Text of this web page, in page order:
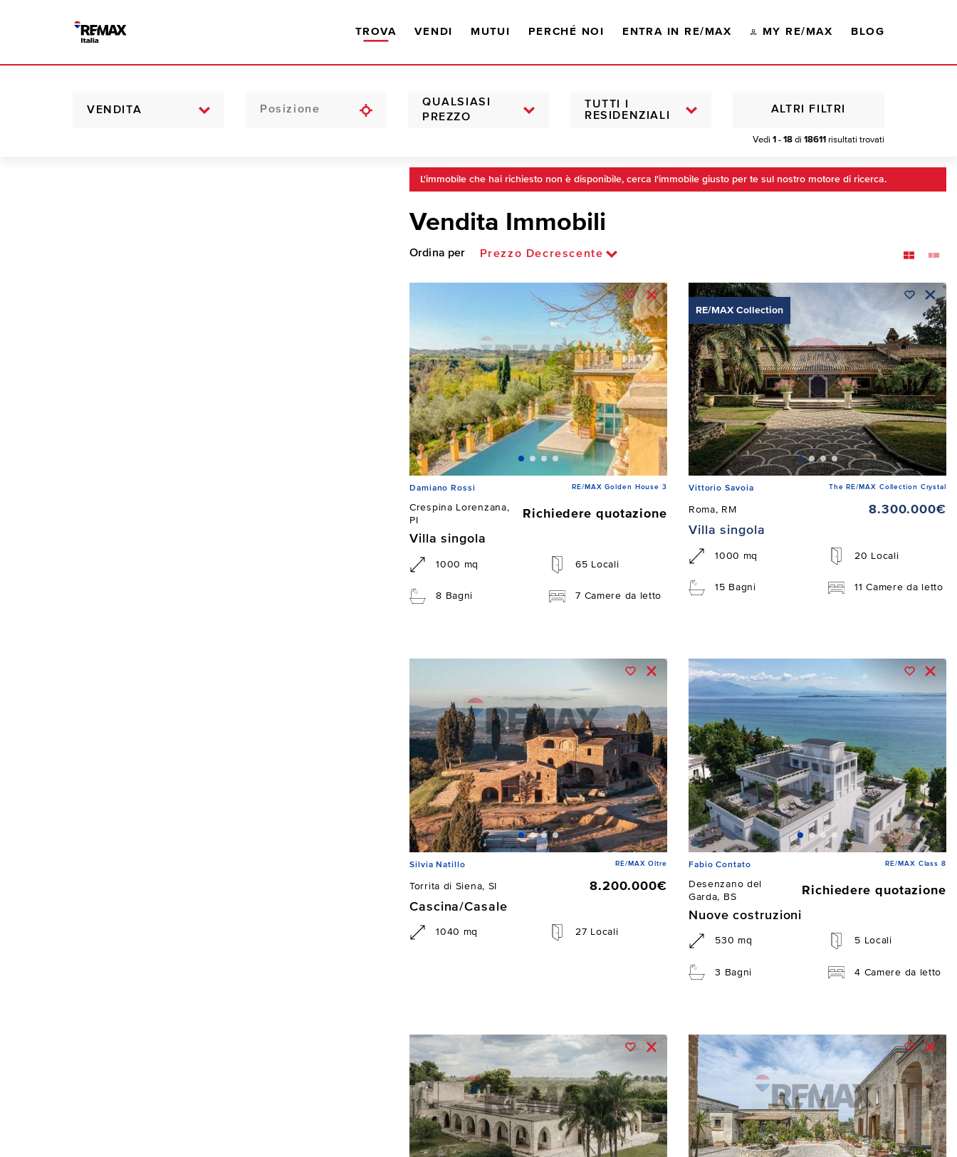
TROVA VENDI MUTUI PERCHÉ NOI ENTRA IN RE/MAX MY RE/MAX BLOG
VENDITA
QUALSIASI
PREZZO
TUTTI I
RESIDENZIALI
Vedi 1 - 18 di 18611 risultati trovati
ALTRI FILTRI
L'immobile che hai richiesto non è disponibile, cerca l'immobile giusto per te sul nostro motore di ricerca.
Vendita Immobili
Ordina per Prezzo Decrescente
Damiano Rossi RE/MAX Golden House 3
Crespina Lorenzana,
PI
Richiedere quotazione
Villa singola
1000 mq 65 Locali
8 Bagni 7 Camere da letto
RE/MAX Collection
Vittorio Savoia The RE/MAX Collection Crystal
Roma, RM
8.300.000€
Villa singola
1000 mq 20 Locali
15 Bagni 11 Camere da letto
Silvia Natillo RE/MAX Oltre
Torrita di Siena, SI
8.200.000€
Cascina/Casale
1040 mq 27 Locali
Fabio Contato RE/MAX Class 8
Desenzano del
Garda, BS
Richiedere quotazione
Nuove costruzioni
530 mq 5 Locali
3 Bagni 4 Camere da letto